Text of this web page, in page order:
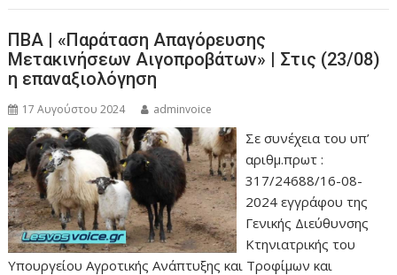
ΠΒΑ | «Παράταση Απαγόρευσης
Μετακινήσεων Αιγοπροβάτων» | Στις (23/08)
η επαναξιολόγηση
17 Αυγούστου 2024 adminvoice
Σε συνέχεια του υπ’
αριθμ.πρωτ :
317/24688/16-08-
2024 εγγράφου της
Γενικής Διεύθυνσης
Κτηνιατρικής του
Υπουργείου Αγροτικής Ανάπτυξης και Τροφίμων και